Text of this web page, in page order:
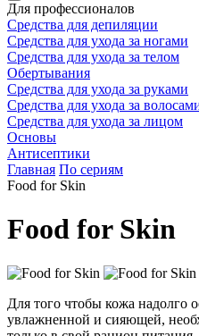
Для профессионалов
Средства для депиляции
Средства для ухода за ногами
Средства для ухода за телом
Обертывания
Средства для ухода за руками
Средства для ухода за
Средства для ухода за лицом
Основы
Антисептики
Главная По сериям
Food for Skin
Food for Skin
Для того чтобы кожа надолго
увлажненной и сияющей,